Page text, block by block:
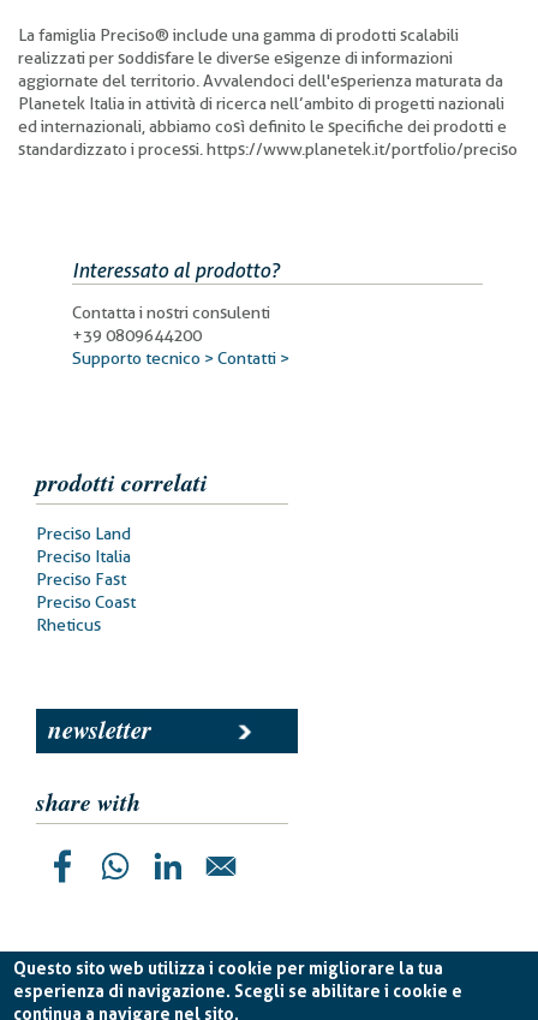
Questo sito web utilizza i cookie per migliorare la tua
esperienza di navigazione. Scegli se abilitare i cookie e
continua a navigare nel sito.
La famiglia Preciso® include una gamma di prodotti scalabili
realizzati per soddisfare le diverse esigenze di informazioni
aggiornate del territorio. Avvalendoci dell'esperienza maturata da
Planetek Italia in attività di ricerca nell’ambito di progetti nazionali
ed internazionali, abbiamo così definito le specifiche dei prodotti e
standardizzato i processi. https://www.planetek.it/portfolio/preciso
Interessato al prodotto?
Contatta i nostri consulenti
+39 0809644200
Supporto tecnico >Contatti >
prodotti correlati
Prodotti
correlati
Preciso Land
Preciso Italia
Preciso Fast
Preciso Coast
Rheticus
newsletter
share with